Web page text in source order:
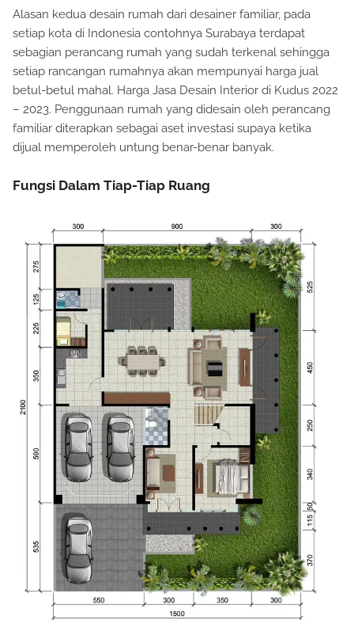
Alasan kedua desain rumah dari desainer familiar, pada
setiap kota di Indonesia contohnya Surabaya terdapat
sebagian perancang rumah yang sudah terkenal sehingga
setiap rancangan rumahnya akan mempunyai harga jual
betul-betul mahal. Harga Jasa Desain Interior di Kudus 2022
– 2023. Penggunaan rumah yang didesain oleh perancang
familiar diterapkan sebagai aset investasi supaya ketika
dijual memperoleh untung benar-benar banyak.
Fungsi Dalam Tiap-Tiap Ruang